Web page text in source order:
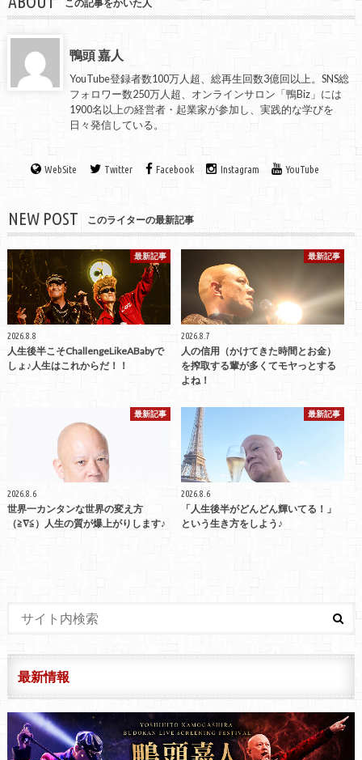
この記事をかいた人
鴨頭 嘉人
YouTube登録者数100万人超、総再生回数3億回以上。SNS総
フォロワー数250万人超、オンラインサロン「鴨Biz」には
1900名以上の経営者・起業家が参加し、実践的な学びを
日々発信している。
WebSite Twitter Facebook Instagram YouTube
NEW POST このライターの最新記事
最新記事
2026.8.8
人生後半こそChallengeLikeABabyで
しょ♪人生はこれからだ！！
最新記事
2026.8.7
人の信用（かけてきた時間とお金）
を搾取する輩が多くてモヤっとする
よね！
最新記事
2026.8.6
世界一カンタンな世界の変え方
（≧∇≦）人生の質が爆上がりします♪
最新記事
2026.8.6
「人生後半がどんどん輝いてる！」
という生き方をしよう♪
最新情報